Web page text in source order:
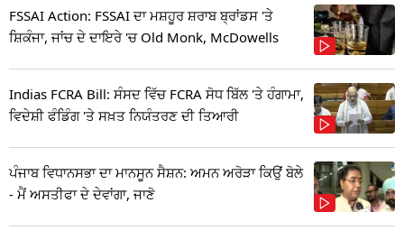
FSSAI Action: FSSAI ਦਾ ਮਸ਼ਹੂਰ ਸ਼ਰਾਬ ਬ੍ਰਾਂਡਸ 'ਤੇ
ਸ਼ਿਕੰਜਾ, ਜਾਂਚ ਦੇ ਦਾਇਰੇ 'ਚ Old Monk, McDowells
Indias FCRA Bill: ਸੰਸਦ ਵਿੱਚ FCRA ਸੋਧ ਬਿੱਲ 'ਤੇ ਹੰਗਾਮਾ,
ਵਿਦੇਸ਼ੀ ਫੰਡਿੰਗ 'ਤੇ ਸਖ਼ਤ ਨਿਯੰਤਰਣ ਦੀ ਤਿਆਰੀ
ਪੰਜਾਬ ਵਿਧਾਨਸਭਾ ਦਾ ਮਾਨਸੂਨ ਸੈਸ਼ਨ: ਅਮਨ ਅਰੋੜਾ ਕਿਉਂ ਬੋਲੇ
- ਮੈਂ ਅਸਤੀਫਾ ਦੇ ਦੇਵਾਂਗਾ, ਜਾਣੋ